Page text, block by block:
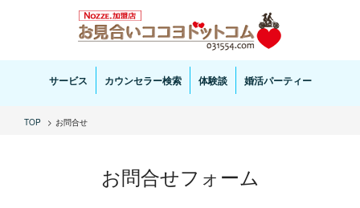
お見合い・結婚相談ならお見合いココヨドットコムへ。専任の結婚カウンセラーがサポートいた
します。
サービス カウンセラー検索 体験談 婚活パーティー
TOP お問合せ
お問合せフォーム